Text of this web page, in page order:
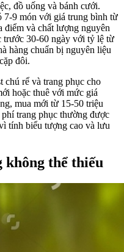
đồ uống và bánh cưới.
7-9 món với giá trung bình từ
điểm và chất lượng nguyên
trước 30-60 ngày với tỷ lệ từ
hàng chuẩn bị nguyên liệu
đôi.
chú rể và trang phục cho
hoặc thuê với mức giá
mua mới từ 15-50 triệu
trang phục thường được
tính biểu tượng cao và lưu
không thể thiếu